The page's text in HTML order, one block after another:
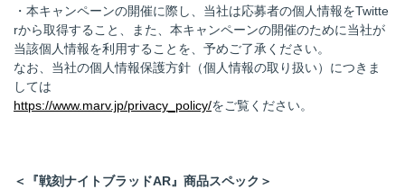
・本キャンペーンの開催に際し、当社は応募者の個人情報をTwitte
rから取得すること、また、本キャンペーンの開催のために当社が
当該個人情報を利用することを、予めご了承ください。
なお、当社の個人情報保護方針（個人情報の取り扱い）につきま
しては
https://www.marv.jp/privacy_policy/をご覧ください。
＜『戦刻ナイトブラッドAR』商品スペック＞